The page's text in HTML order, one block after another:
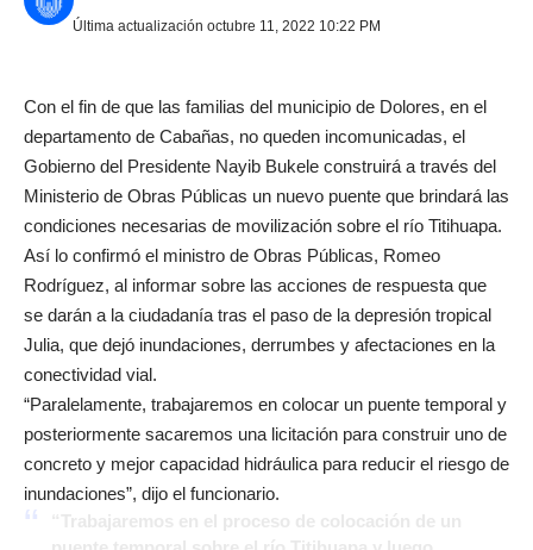
Última actualización octubre 11, 2022 10:22 PM
Con el fin de que las familias del municipio de Dolores, en el
departamento de Cabañas, no queden incomunicadas, el
Gobierno del Presidente Nayib Bukele construirá a través del
Ministerio de Obras Públicas un nuevo puente que brindará las
condiciones necesarias de movilización sobre el río Titihuapa.
Así lo confirmó el ministro de Obras Públicas, Romeo
Rodríguez, al informar sobre las acciones de respuesta que
se darán a la ciudadanía tras el paso de la depresión tropical
Julia, que dejó inundaciones, derrumbes y afectaciones en la
conectividad vial.
“Paralelamente, trabajaremos en colocar un puente temporal y
posteriormente sacaremos una licitación para construir uno de
concreto y mejor capacidad hidráulica para reducir el riesgo de
inundaciones”, dijo el funcionario.